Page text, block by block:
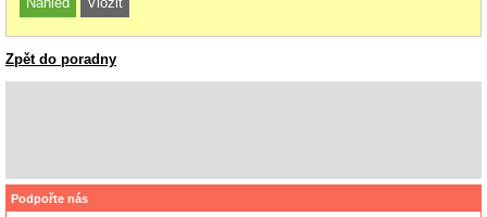
Zpět do poradny
Podpořte nás